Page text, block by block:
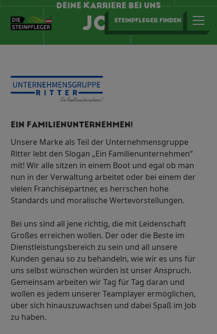
STEINPFLEGER FINDEN
DEINE KARRIERE BEI UNS
JOBS
EIN FAMILIENUNTERNEHMEN!
Unsere Marke als Teil der Unternehmensgruppe
Ritter lebt den Slogan „Ein Familienunternehmen“
mit! Wir alle sitzen in einem Boot und egal ob man
nun in der Verwaltung arbeitet oder bei einem der
vielen Franchisepartner, es herrschen hohe
Standards und moralische Wertevorstellungen.
Bei uns sind all jene richtig, die mit Leidenschaft
Großes erreichen wollen. Der oder die Beste im
Dienstleistungsbereich zu sein und all unsere
Kunden genau so zu behandeln, wie wir es uns für
uns selbst wünschen würden ist unser Anspruch.
Gemeinsam arbeiten wir Tag für Tag daran und
wollen es jedem unserer Teamplayer ermöglichen,
über sich hinauszuwachsen und dabei Spaß im Job
zu haben.